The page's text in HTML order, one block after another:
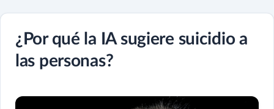
¿Por qué la IA sugiere suicidio a
las personas?